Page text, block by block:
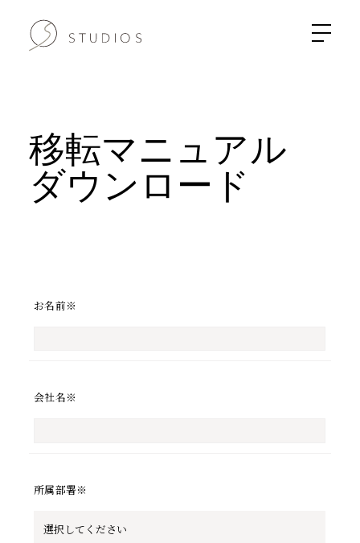
HOME
移転マニュアル
ダウンロード
お名前※
会社名※
所属部署※